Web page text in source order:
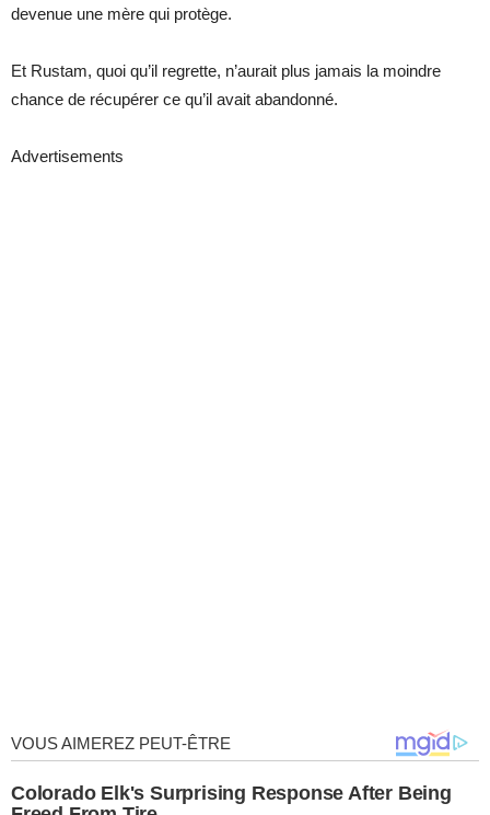
devenue une mère qui protège.
Et Rustam, quoi qu’il regrette, n’aurait plus jamais la moindre
chance de récupérer ce qu’il avait abandonné.
Advertisements